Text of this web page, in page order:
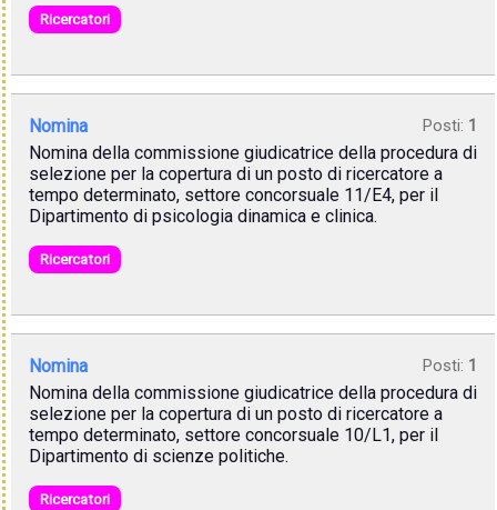
Ricercatori
Nomina Posti: 1
Nomina della commissione giudicatrice della procedura di
selezione per la copertura di un posto di ricercatore a
tempo determinato, settore concorsuale 11/E4, per il
Dipartimento di psicologia dinamica e clinica.
Ricercatori
Nomina Posti: 1
Nomina della commissione giudicatrice della procedura di
selezione per la copertura di un posto di ricercatore a
tempo determinato, settore concorsuale 10/L1, per il
Dipartimento di scienze politiche.
Ricercatori